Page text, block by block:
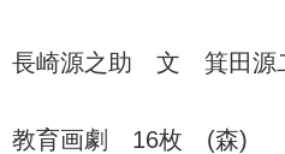
長崎源之助 文 箕田
教育画劇 16枚 (森)